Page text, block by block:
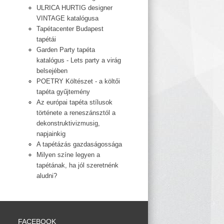
ULRICA HURTIG designer
VINTAGE katalógusa
Tapétacenter Budapest
tapétái
Garden Party tapéta
katalógus - Lets party a virág
belsejében
POETRY Költészet - a költői
tapéta gyűjtemény
Az európai tapéta stílusok
története a reneszánsztól a
dekonstruktivizmusig,
napjainkig
A tapétázás gazdaságossága
Milyen színe legyen a
tapétának, ha jól szeretnénk
aludni?
FACEBOOK